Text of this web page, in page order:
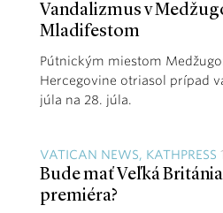
Vandalizmus v
Mladifestom
Pútnickým miestom
Hercegovine otriasol prípad
júla na 28. júla.
VATICAN NEWS, KATHPRESS
Bude mať Veľká
premiéra?